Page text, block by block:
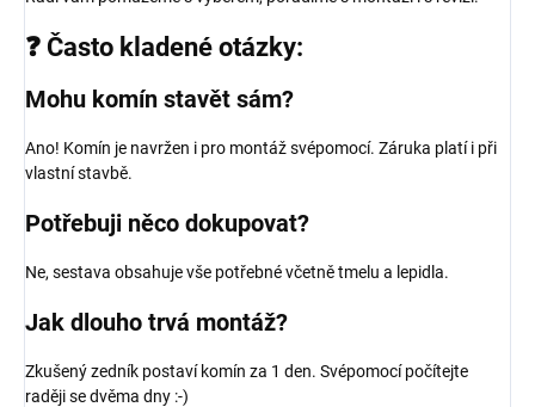
❓ Často kladené otázky:
Mohu komín stavět sám?
Ano! Komín je navržen i pro montáž svépomocí. Záruka platí i při
vlastní stavbě.
Potřebuji něco dokupovat?
Ne, sestava obsahuje vše potřebné včetně tmelu a lepidla.
Jak dlouho trvá montáž?
Zkušený zedník postaví komín za 1 den. Svépomocí počítejte
raději se dvěma dny :-)